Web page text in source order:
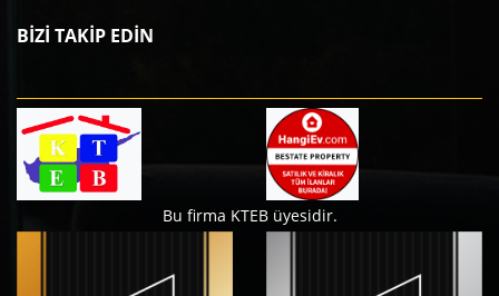
BİZİ TAKİP EDİN
Bu firma KTEB üyesidir.